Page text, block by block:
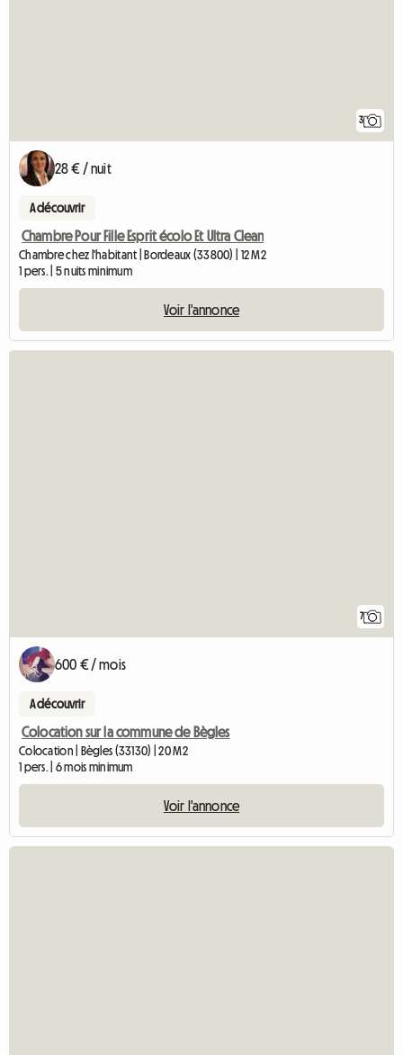
3
28 € / nuit
A découvrir
Chambre Pour Fille Esprit écolo Et Ultra Clean
Chambre chez l'habitant | Bordeaux (33800) | 12 M2
1 pers. | 5 nuits minimum
Voir l'annonce
7
600 € / mois
A découvrir
Colocation sur la commune de Bègles
Colocation | Bègles (33130) | 20 M2
1 pers. | 6 mois minimum
Voir l'annonce